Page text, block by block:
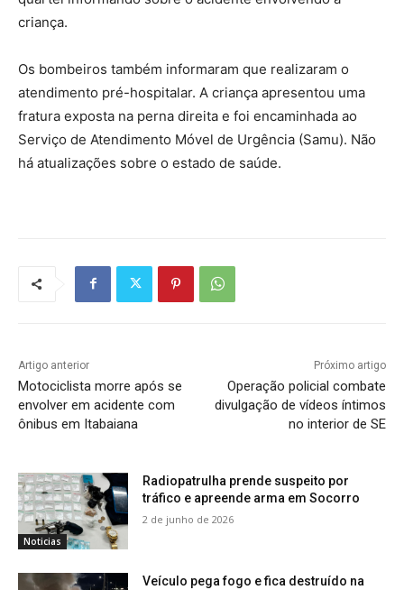
criança.
Os bombeiros também informaram que realizaram o
atendimento pré-hospitalar. A criança apresentou uma
fratura exposta na perna direita e foi encaminhada ao
Serviço de Atendimento Móvel de Urgência (Samu). Não
há atualizações sobre o estado de saúde.
Artigo anterior
Motociclista morre após se
envolver em acidente com
ônibus em Itabaiana
Próximo artigo
Operação policial combate
divulgação de vídeos íntimos
no interior de SE
Noticias
Radiopatrulha prende suspeito por
tráfico e apreende arma em Socorro
2 de junho de 2026
Veículo pega fogo e fica destruído na